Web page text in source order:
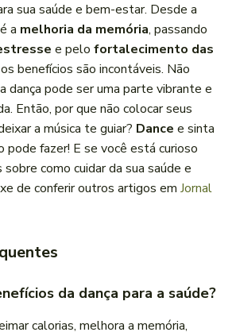
sua saúde e bem-estar. Desde a
a melhoria da memória, passando
e pelo fortalecimento das
benefícios são incontáveis. Não
dança pode ser uma parte vibrante e
Então, por que não colocar seus
a música te guiar? Dance e sinta
pode fazer! E se você está curioso
como cuidar da sua saúde e
de conferir outros artigos em Jornal
da dança para a saúde?
calorias, melhora a memória,